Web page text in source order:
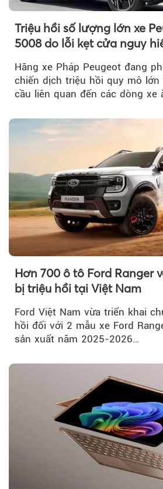
Triệu hồi số lượng lớn xe
5008 do lỗi kẹt cửa nguy
Hãng xe Pháp Peugeot đang
chiến dịch triệu hồi quy mô
cầu liên quan đến các dòng xe
Hơn 700 ô tô Ford Ranger
bị triệu hồi tại Việt Nam
Ford Việt Nam vừa triển khai
hồi đối với 2 mẫu xe Ford
sản xuất năm 2025-2026…